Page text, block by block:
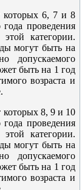
которых 6, 7 и 8
года проведения
категории.
могут быть на
допускаемого
быть на 1 год
возраста и
которых 8, 9 и 10
года проведения
категории.
могут быть на
допускаемого
быть на 1 год
возраста и